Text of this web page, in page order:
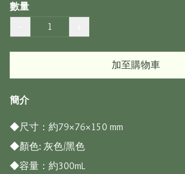
數量
加至購物車
簡介
◆尺寸：約79×76×150 mm
◆顏色: 灰色/黑色
◆容量：約300mL